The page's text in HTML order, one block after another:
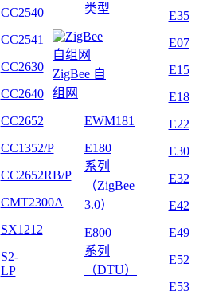
CC2540
CC2541
CC2630
CC2640
CC2652
CC1352/P
CC2652RB/P
CMT2300A
SX1212
S2-
LP
类型
ZigBee 自
组网
EWM181
E180
系列
（ZigBee
3.0）
E800
系列
（DTU）
E35
E07
E15
E18
E22
E30
E32
E42
E49
E52
E53